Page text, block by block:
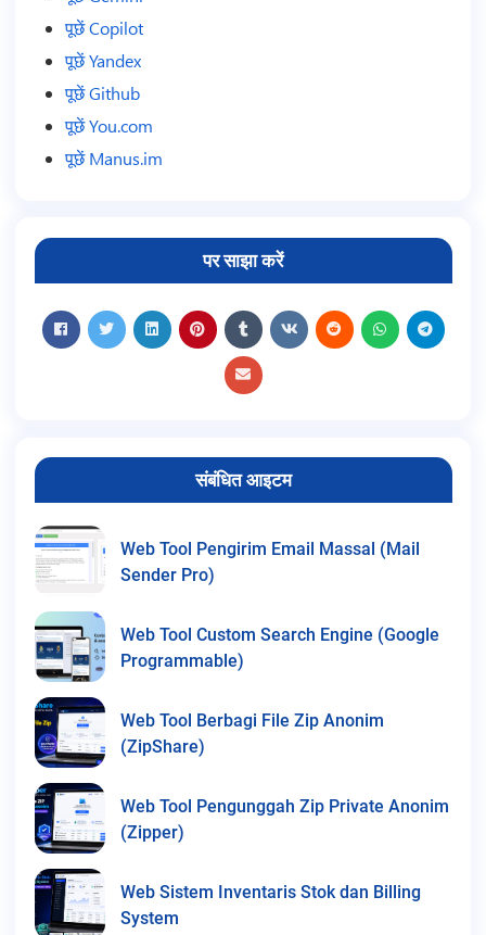
पूछें Copilot
पूछें Yandex
पूछें Github
पूछें You.com
पूछें Manus.im
पर साझा करें
संबंधित आइटम
Web Tool Pengirim Email Massal (Mail
Sender Pro)
Web Tool Custom Search Engine (Google
Programmable)
Web Tool Berbagi File Zip Anonim
(ZipShare)
Web Tool Pengunggah Zip Private Anonim
(Zipper)
Web Sistem Inventaris Stok dan Billing
System